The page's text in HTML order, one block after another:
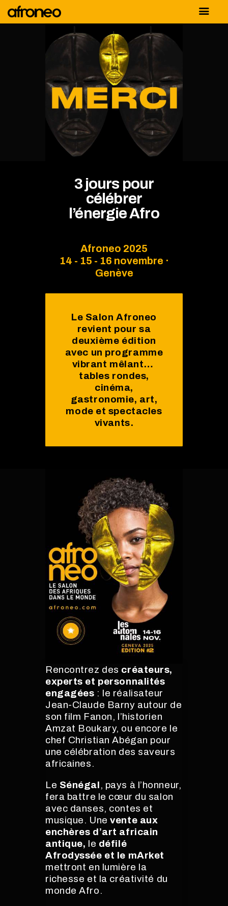
AFRONEO
PAVILLON DU
SÉNÉGAL
MARKET
LA SCÈNE
AFYA
DEVENIR
EXPOSANT
3 jours pour
célébrer
l’énergie Afro
Afroneo 2025
14 - 15 - 16 novembre ·
Genève
Le Salon Afroneo
revient pour sa
deuxième édition
avec un programme
vibrant mêlant…
tables rondes,
cinéma,
gastronomie, art,
mode et spectacles
vivants.
Rencontrez des créateurs,
experts et personnalités
engagées : le réalisateur
Jean-Claude Barny autour de
son film Fanon, l’historien
Amzat Boukary, ou encore le
chef Christian Abégan pour
une célébration des saveurs
africaines.
Le Sénégal, pays à l’honneur,
fera battre le cœur du salon
avec danses, contes et
musique. Unevente aux
enchères d’art africain
antique, le défilé
Afrodyssée et le mArket
mettront en lumière la
richesse et la créativité du
monde Afro.